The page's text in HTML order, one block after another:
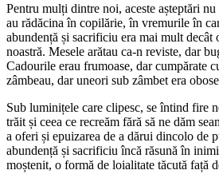
Pentru mulți dintre noi, aceste așteptări
au rădăcina în copilărie, în vremurile în
abundență și sacrificiu era mai mult decât
noastră. Mesele arătau ca-n reviste, dar
Cadourile erau frumoase, dar cumpărate
zâmbeau, dar uneori sub zâmbet era
Sub luminițele care clipesc, se întind fire
trăit și ceea ce recreăm fără să ne dăm
a oferi și epuizarea de a dărui dincolo de
abundență și sacrificiu încă răsună în
moștenit, o formă de loialitate tăcută față